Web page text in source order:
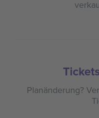
Planänderung?